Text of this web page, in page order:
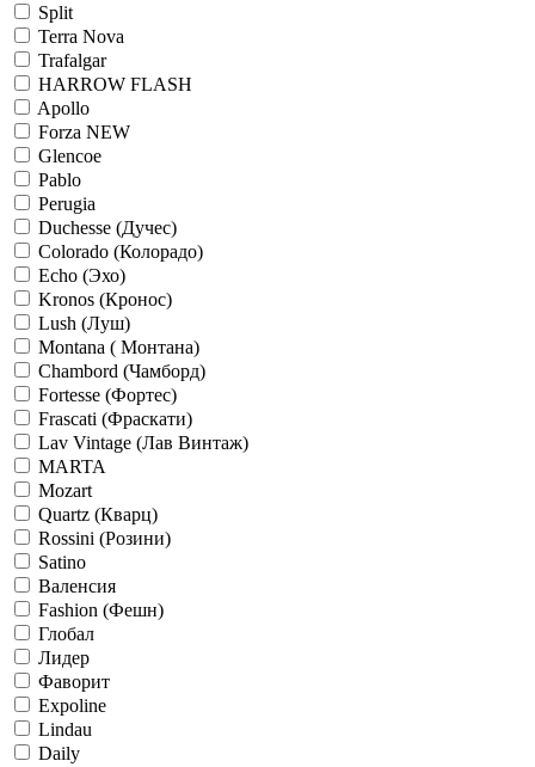
Split
Terra Nova
Trafalgar
HARROW FLASH
Apollo
Forza NEW
Glencoe
Pablo
Perugia
Duchesse (Дучес)
Colorado (Колорадо)
Echo (Эхо)
Kronos (Кронос)
Lush (Луш)
Montana ( Монтана)
Chambord (Чамборд)
Fortesse (Фортес)
Frascati (Фраскати)
Lav Vintage (Лав Винтаж)
MARTA
Mozart
Quartz (Кварц)
Rossini (Розини)
Satino
Валенсия
Fashion (Фешн)
Глобал
Лидер
Фаворит
Expoline
Lindau
Daily